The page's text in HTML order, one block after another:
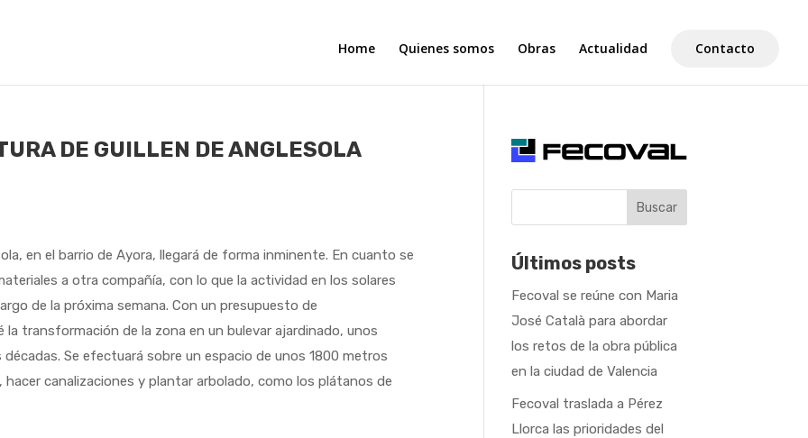
Home Quienes somos Obras Actualidad Contacto
DE GUILLEN DE ANGLESOLA
en el barrio de Ayora, llegará de forma inminente. En cuanto se
a otra compañía, con lo que la actividad en los solares
de la próxima semana. Con un presupuesto de
transformación de la zona en un bulevar ajardinado, unos
Se efectuará sobre un espacio de unos 1800 metros
hacer canalizaciones y plantar arbolado, como los plátanos de
Buscar
Últimos posts
Fecoval se reúne con Maria
José Català para abordar
los retos de la obra pública
en la ciudad de Valencia
Fecoval traslada a Pérez
Llorca las prioridades del